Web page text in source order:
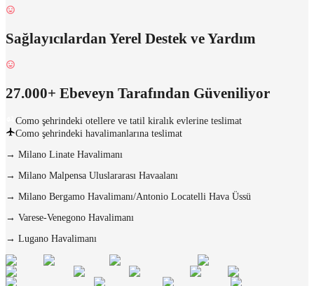
Sağlayıcılardan Yerel Destek ve Yardım
27.000+ Ebeveyn Tarafından Güveniliyor
Como şehrindeki otellere ve tatil kiralık evlerine teslimat
Como şehrindeki havalimanlarına teslimat
→ Milano Linate Havalimanı
→ Milano Malpensa Uluslararası Havaalanı
→ Milano Bergamo Havalimanı/Antonio Locatelli Hava Üssü
→ Varese-Venegono Havalimanı
→ Lugano Havalimanı